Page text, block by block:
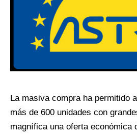
La masiva compra ha permitido
más de 600 unidades con
magnífica una oferta económica